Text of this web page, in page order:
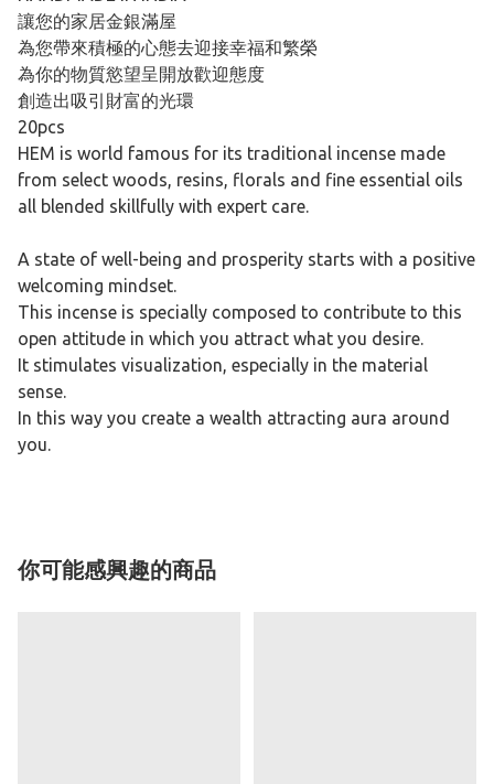
讓您的家居金銀滿屋
為您帶來積極的心態去迎接幸福和繁榮
為你的物質慾望呈開放歡迎態度
創造出吸引財富的光環
20pcs
HEM is world famous for its traditional incense made
from select woods, resins, florals and fine essential oils
all blended skillfully with expert care.
A state of well-being and prosperity starts with a positive
welcoming mindset.
This incense is specially composed to contribute to this
open attitude in which you attract what you desire.
It stimulates visualization, especially in the material
sense.
In this way you create a wealth attracting aura around
you.
你可能感興趣的商品